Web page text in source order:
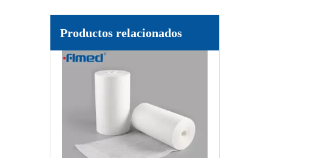
Productos relacionados